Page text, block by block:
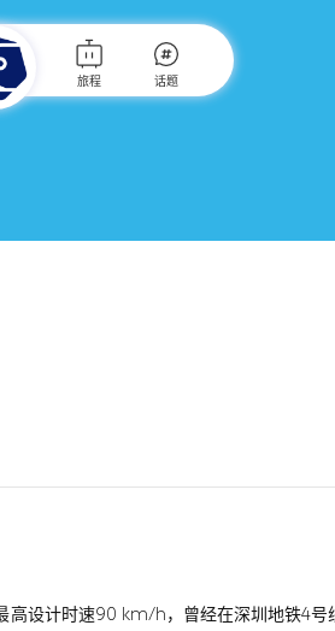
旅程 话题
设计时速90 km/h，曾经在深圳地铁4号